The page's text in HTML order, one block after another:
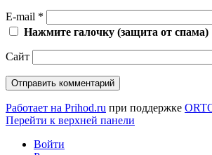
E-mail *
Нажмите галочку (защита от спама)
Сайт
Работает на Prihod.ru при поддержке
Перейти к верхней панели
Войти